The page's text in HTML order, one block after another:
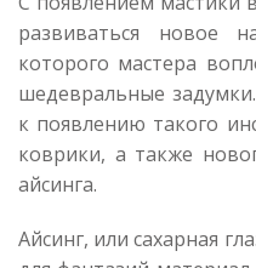
развиваться новое
которого мастера
шедевральные
к появлению такого
коврики, а также
айсинга.
Айсинг, или сахарная